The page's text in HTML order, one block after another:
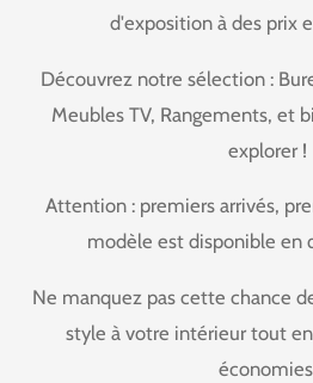
d'exposition à des prix
Découvrez notre sélection :
Meubles TV, Rangements, et
explorer !
Attention : premiers arrivés,
modèle est disponible en
Ne manquez pas cette chance
style à votre intérieur tout